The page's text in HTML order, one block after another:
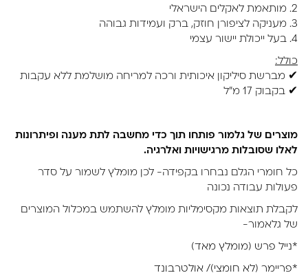
2. מותאמת לאקלים הישראלי
3. מעניקה לציפורן חוזק, ברק ועמידות גבוהה
4. בעל ייכולת יישור עצמי
כולל:
✔ מברשת סיליקון איכותית ורכה למריחה מושלמת ללא עקבות
✔ בקבוק 17 מ"ל
מוצרים של גלמור פותחו תוך כדי מחשבה לתת מענה ופיתרונות
לאלו שסובלות מרגישויות ואלרגיה.
כל חומרי הגלם נבחרו בקפידה- לכן מומלץ לשמור על סדר
פעולות עבודה נכונה
לקבלת תוצאות מקסימליות מומלץ להשתמש במכלול המוצרים
של גלאמור-
*נייל פרש (מומלץ מאד)
*פריימר (לא חומצי)/ אולטרבונד